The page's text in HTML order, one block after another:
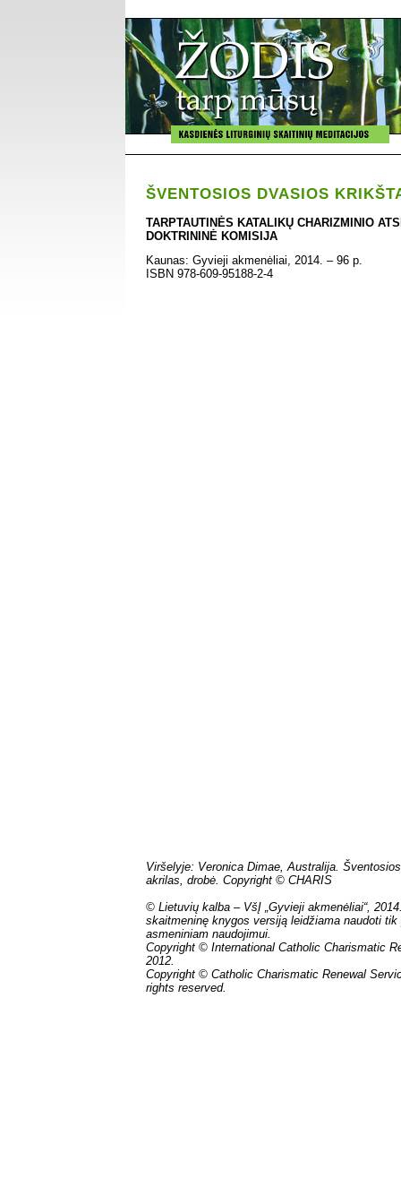
ŠVENTOSIOS DVASIOS
TARPTAUTINĖS KATALIKŲ CHARIZMINIO
DOKTRININĖ KOMISIJA
Kaunas: Gyvieji akmenėliai, 2014. – 96 p.
ISBN 978-609-95188-2-4
Viršelyje: Veronica Dimae, Australija.
akrilas, drobė. Copyright © CHARIS
© Lietuvių kalba – VšĮ „Gyvieji akmenėliai“,
skaitmeninę knygos versiją leidžiama naudoti
asmeniniam naudojimui.
Copyright © International Catholic Charismatic
2012.
Copyright © Catholic Charismatic Renewal
rights reserved.